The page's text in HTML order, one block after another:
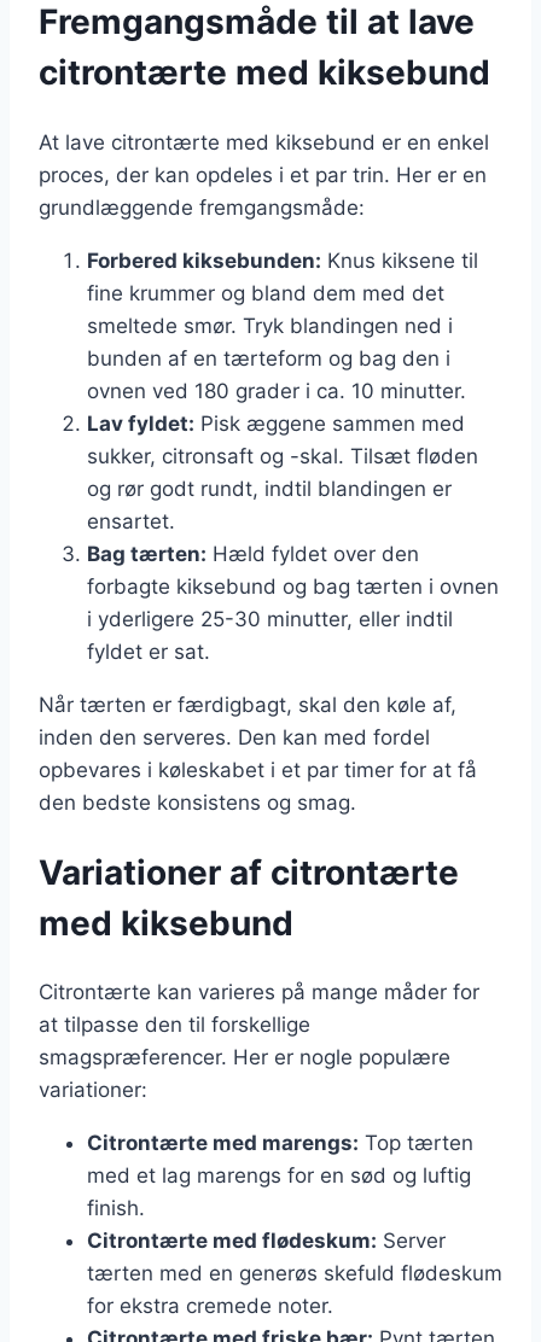
Fremgangsmåde til at lave
citrontærte med kiksebund
At lave citrontærte med kiksebund er en enkel
proces, der kan opdeles i et par trin. Her er en
grundlæggende fremgangsmåde:
Forbered kiksebunden: Knus kiksene til
fine krummer og bland dem med det
smeltede smør. Tryk blandingen ned i
bunden af en tærteform og bag den i
ovnen ved 180 grader i ca. 10 minutter.
Lav fyldet: Pisk æggene sammen med
sukker, citronsaft og -skal. Tilsæt fløden
og rør godt rundt, indtil blandingen er
ensartet.
Bag tærten: Hæld fyldet over den
forbagte kiksebund og bag tærten i ovnen
i yderligere 25-30 minutter, eller indtil
fyldet er sat.
Når tærten er færdigbagt, skal den køle af,
inden den serveres. Den kan med fordel
opbevares i køleskabet i et par timer for at få
den bedste konsistens og smag.
Variationer af citrontærte
med kiksebund
Citrontærte kan varieres på mange måder for
at tilpasse den til forskellige
smagspræferencer. Her er nogle populære
variationer:
Citrontærte med marengs: Top tærten
med et lag marengs for en sød og luftig
finish.
Citrontærte med flødeskum: Server
tærten med en generøs skefuld flødeskum
for ekstra cremede noter.